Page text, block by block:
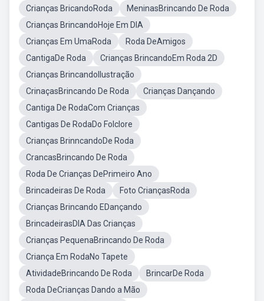
Crianças BricandoRoda
MeninasBrincando De Roda
Crianças BrincandoHoje Em DIA
Crianças Em UmaRoda
Roda DeAmigos
CantigaDe Roda
Crianças BrincandoEm Roda 2D
Crianças BrincandoIlustração
CrinaçasBrincando De Roda
Crianças Dançando
Cantiga De RodaCom Crianças
Cantigas De RodaDo Folclore
Crianças BrinncandoDe Roda
CrancasBrincando De Roda
Roda De Crianças DePrimeiro Ano
Brincadeiras De Roda
Foto CriançasRoda
Crianças Brincando EDançando
BrincadeirasDIA Das Crianças
Crianças PequenaBrincando De Roda
Criança Em RodaNo Tapete
AtividadeBrincando De Roda
BrincarDe Roda
Roda DeCrianças Dando a Mão